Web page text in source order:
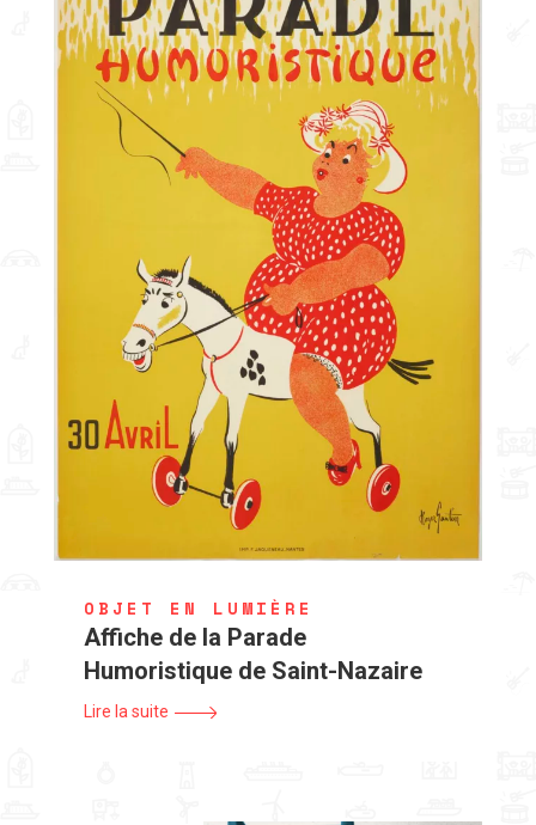
OBJET EN LUMIÈRE
Affiche de la Parade
Humoristique de Saint-Nazaire
Lire la suite